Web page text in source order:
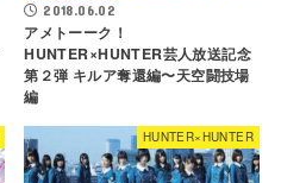
2018.06.02
アメトーーク！
HUNTER×HUNTER芸人放送記念
第２弾 キルア奪還編〜天空闘技場
編
HUNTER×HUNTER